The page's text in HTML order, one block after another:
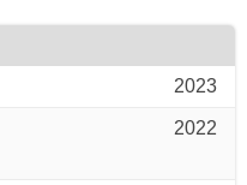
2023
2022